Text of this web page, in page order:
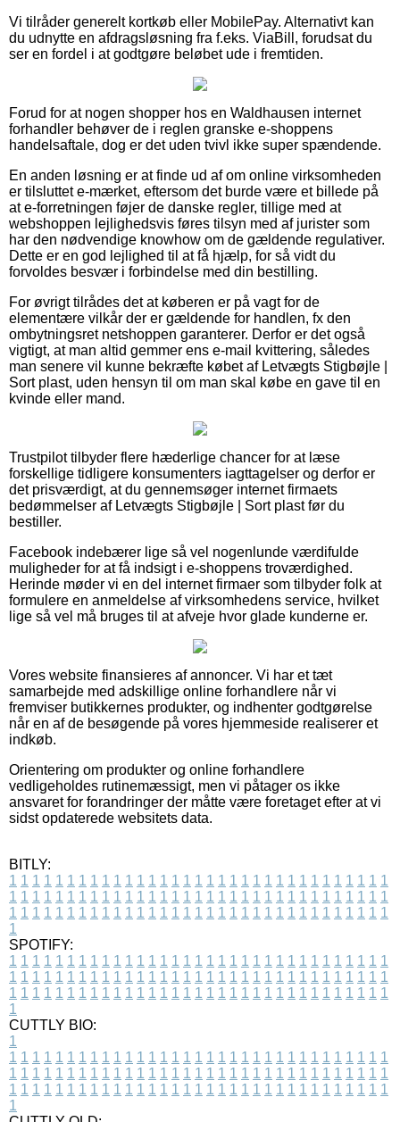
Vi tilråder generelt kortkøb eller MobilePay. Alternativt kan
du udnytte en afdragsløsning fra f.eks. ViaBill, forudsat du
ser en fordel i at godtgøre beløbet ude i fremtiden.
Forud for at nogen shopper hos en Waldhausen internet
forhandler behøver de i reglen granske e-shoppens
handelsaftale, dog er det uden tvivl ikke super spændende.
En anden løsning er at finde ud af om online virksomheden
er tilsluttet e-mærket, eftersom det burde være et billede på
at e-forretningen føjer de danske regler, tillige med at
webshoppen lejlighedsvis føres tilsyn med af jurister som
har den nødvendige knowhow om de gældende regulativer.
Dette er en god lejlighed til at få hjælp, for så vidt du
forvoldes besvær i forbindelse med din bestilling.
For øvrigt tilrådes det at køberen er på vagt for de
elementære vilkår der er gældende for handlen, fx den
ombytningsret netshoppen garanterer. Derfor er det også
vigtigt, at man altid gemmer ens e-mail kvittering, således
man senere vil kunne bekræfte købet af Letvægts Stigbøjle |
Sort plast, uden hensyn til om man skal købe en gave til en
kvinde eller mand.
Trustpilot tilbyder flere hæderlige chancer for at læse
forskellige tidligere konsumenters iagttagelser og derfor er
det prisværdigt, at du gennemsøger internet firmaets
bedømmelser af Letvægts Stigbøjle | Sort plast før du
bestiller.
Facebook indebærer lige så vel nogenlunde værdifulde
muligheder for at få indsigt i e-shoppens troværdighed.
Herinde møder vi en del internet firmaer som tilbyder folk at
formulere en anmeldelse af virksomhedens service, hvilket
lige så vel må bruges til at afveje hvor glade kunderne er.
Vores website finansieres af annoncer. Vi har et tæt
samarbejde med adskillige online forhandlere når vi
fremviser butikkernes produkter, og indhenter godtgørelse
når en af de besøgende på vores hjemmeside realiserer et
indkøb.
Orientering om produkter og online forhandlere
vedligeholdes rutinemæssigt, men vi påtager os ikke
ansvaret for forandringer der måtte være foretaget efter at vi
sidst opdaterede websitets data.
BITLY:
1 1 1 1 1 1 1 1 1 1 1 1 1 1 1 1 1 1 1 1 1 1 1 1 1 1 1 1 1 1 1 1 1
1 1 1 1 1 1 1 1 1 1 1 1 1 1 1 1 1 1 1 1 1 1 1 1 1 1 1 1 1 1 1 1 1
1 1 1 1 1 1 1 1 1 1 1 1 1 1 1 1 1 1 1 1 1 1 1 1 1 1 1 1 1 1 1 1 1
1
SPOTIFY:
1 1 1 1 1 1 1 1 1 1 1 1 1 1 1 1 1 1 1 1 1 1 1 1 1 1 1 1 1 1 1 1 1
1 1 1 1 1 1 1 1 1 1 1 1 1 1 1 1 1 1 1 1 1 1 1 1 1 1 1 1 1 1 1 1 1
1 1 1 1 1 1 1 1 1 1 1 1 1 1 1 1 1 1 1 1 1 1 1 1 1 1 1 1 1 1 1 1 1
1
CUTTLY BIO:
1
1 1 1 1 1 1 1 1 1 1 1 1 1 1 1 1 1 1 1 1 1 1 1 1 1 1 1 1 1 1 1 1 1
1 1 1 1 1 1 1 1 1 1 1 1 1 1 1 1 1 1 1 1 1 1 1 1 1 1 1 1 1 1 1 1 1
1 1 1 1 1 1 1 1 1 1 1 1 1 1 1 1 1 1 1 1 1 1 1 1 1 1 1 1 1 1 1 1 1
1